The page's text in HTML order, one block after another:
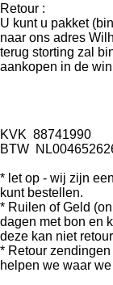
Retour :
U kunt u pakket
naar ons adres
terug storting zal
aankopen in de
KVK 88741990
BTW
* let op - wij zijn
kunt bestellen.
* Ruilen of Geld
dagen met bon en
deze kan niet
* Retour
helpen we waar